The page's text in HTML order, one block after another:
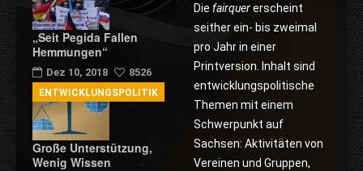
„Seit Pegida Fallen
Hemmungen“
Dez 10, 2018 8526
Große Unterstützung,
Wenig Wissen
ENTWICKLUNGSPOLITIK
Die fairquererscheint
seither ein- bis zweimal
pro Jahr in einer
Printversion. Inhalt sind
entwicklungspolitische
Themen mit einem
Schwerpunkt auf
Sachsen: Aktivitäten von
Vereinen und Gruppen,